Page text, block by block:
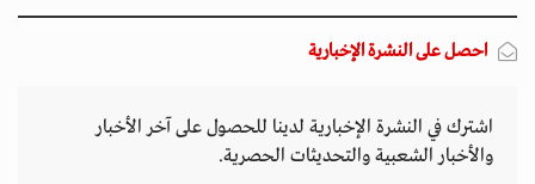
احصل على النشرة الإخبارية
اشترك في النشرة الإخبارية لدينا للحصول على آخر الأخبار
والأخبار الشعبية والتحديثات الحصرية.